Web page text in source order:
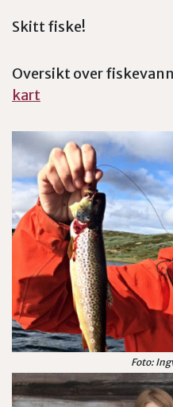
Skitt fiske!
Oversikt over
kart
Foto: